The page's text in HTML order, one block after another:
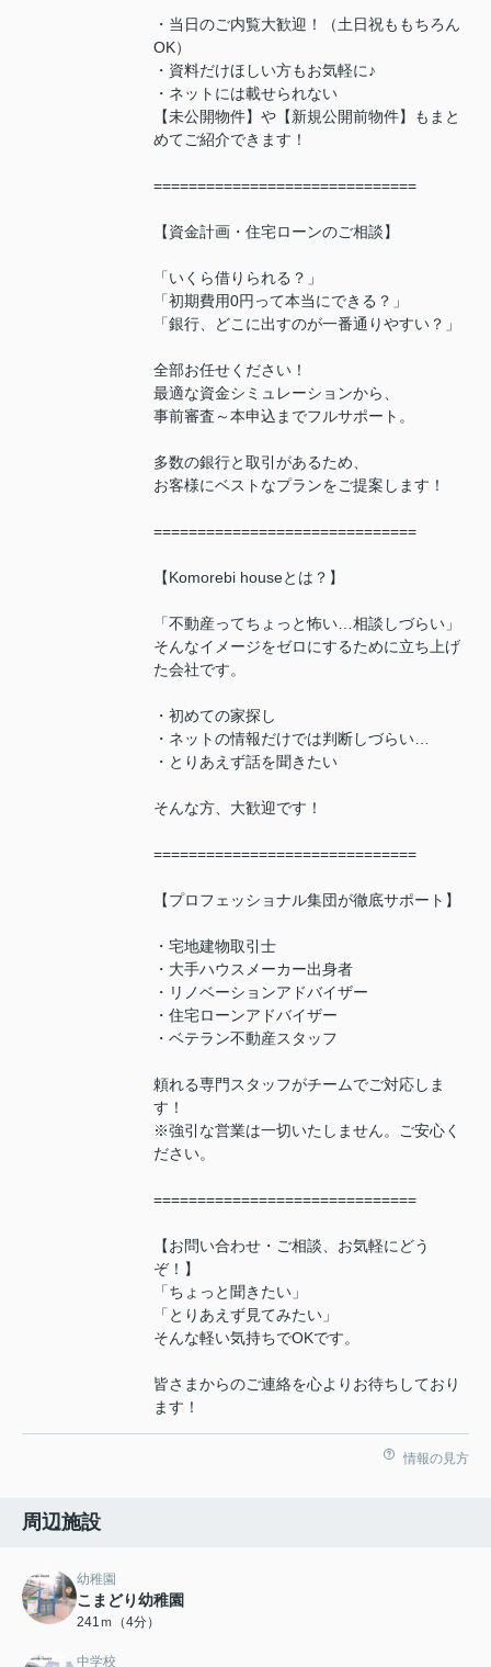
・当日のご内覧大歓迎！（土日祝ももちろん
OK）
・資料だけほしい方もお気軽に♪
・ネットには載せられない
【未公開物件】や【新規公開前物件】もまと
めてご紹介できます！
==============================
【資金計画・住宅ローンのご相談】
「いくら借りられる？」
「初期費用0円って本当にできる？」
「銀行、どこに出すのが一番通りやすい？」
全部お任せください！
最適な資金シミュレーションから、
事前審査～本申込までフルサポート。
多数の銀行と取引があるため、
お客様にベストなプランをご提案します！
==============================
【Komorebi houseとは？】
「不動産ってちょっと怖い…相談しづらい」
そんなイメージをゼロにするために立ち上げ
た会社です。
・初めての家探し
・ネットの情報だけでは判断しづらい…
・とりあえず話を聞きたい
そんな方、大歓迎です！
==============================
【プロフェッショナル集団が徹底サポート】
・宅地建物取引士
・大手ハウスメーカー出身者
・リノベーションアドバイザー
・住宅ローンアドバイザー
・ベテラン不動産スタッフ
頼れる専門スタッフがチームでご対応しま
す！
※強引な営業は一切いたしません。ご安心く
ださい。
==============================
【お問い合わせ・ご相談、お気軽にどう
ぞ！】
「ちょっと聞きたい」
「とりあえず見てみたい」
そんな軽い気持ちでOKです。
皆さまからのご連絡を心よりお待ちしており
ます！
情報の見方
周辺施設
幼稚園
こまどり幼稚園
241ｍ（4分）
中学校